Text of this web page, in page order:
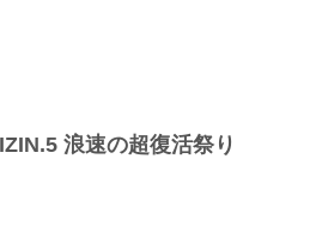
いたまスーパーアリーナ
浪速の超復活祭り